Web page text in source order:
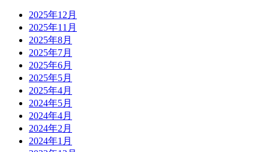
2025年12月
2025年11月
2025年8月
2025年7月
2025年6月
2025年5月
2025年4月
2024年5月
2024年4月
2024年2月
2024年1月